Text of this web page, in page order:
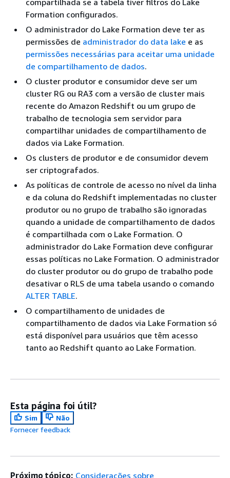
compartilhada se a tabela tiver filtros do Lake
Formation configurados.
O administrador do Lake Formation deve ter as
permissões de administrador do data lake e as
permissões necessárias para aceitar uma unidade
de compartilhamento de dados.
O cluster produtor e consumidor deve ser um
cluster RG ou RA3 com a versão de cluster mais
recente do Amazon Redshift ou um grupo de
trabalho de tecnologia sem servidor para
compartilhar unidades de compartilhamento de
dados via Lake Formation.
Os clusters de produtor e de consumidor devem
ser criptografados.
As políticas de controle de acesso no nível da linha
e da coluna do Redshift implementadas no cluster
produtor ou no grupo de trabalho são ignoradas
quando a unidade de compartilhamento de dados
é compartilhada com o Lake Formation. O
administrador do Lake Formation deve configurar
essas políticas no Lake Formation. O administrador
do cluster produtor ou do grupo de trabalho pode
desativar o RLS de uma tabela usando o comando
ALTER TABLE.
O compartilhamento de unidades de
compartilhamento de dados via Lake Formation só
está disponível para usuários que têm acesso
tanto ao Redshift quanto ao Lake Formation.
Esta página foi útil?
Sim
Não
Fornecer feedback
Próximo tópico: Considerações sobre